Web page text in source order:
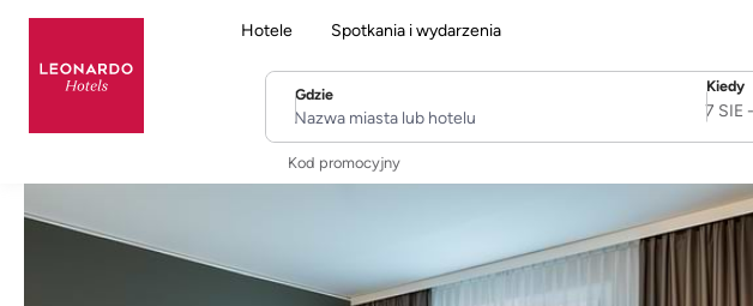
Hotele Spotkania i wydarzenia
Gdzie
Nazwa miasta lub hotelu
Kiedy
7 SIE -
Kod promocyjny